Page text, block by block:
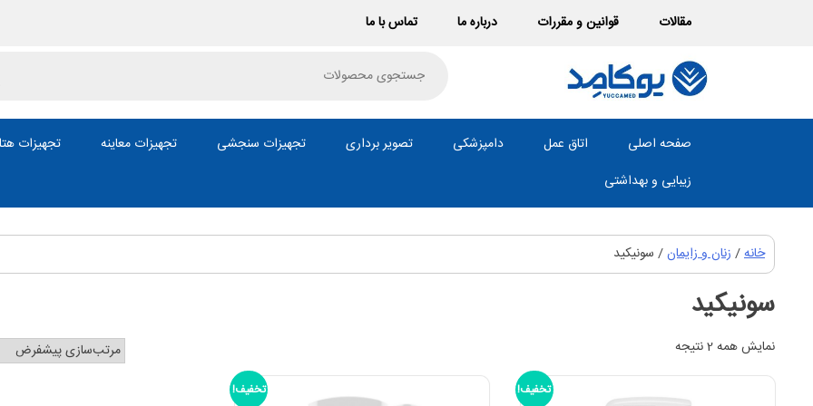
مقالات قوانین و مقررات درباره ما تماس با ما
search
صفحه اصلی اتاق عمل دامپزشکی تصویر برداری تجهیزات سنجشی تجهیزات معاینه تجهیزات
زیبایی و بهداشتی
خانه/ زنان و زایمان/ سونیکید
سونیکید
نمایش همه 2 نتیجه
تخفیف! تخفیف!